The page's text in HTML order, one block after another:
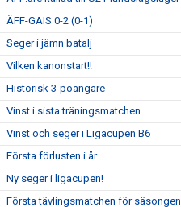
ÄFF-GAIS 0-2 (0-1)
Seger i jämn batalj
Vilken kanonstart!!
Historisk 3-poängare
Vinst i sista träningsmatchen
Vinst och seger i Ligacupen B6
Första förlusten i år
Ny seger i ligacupen!
Första tävlingsmatchen för säsongen